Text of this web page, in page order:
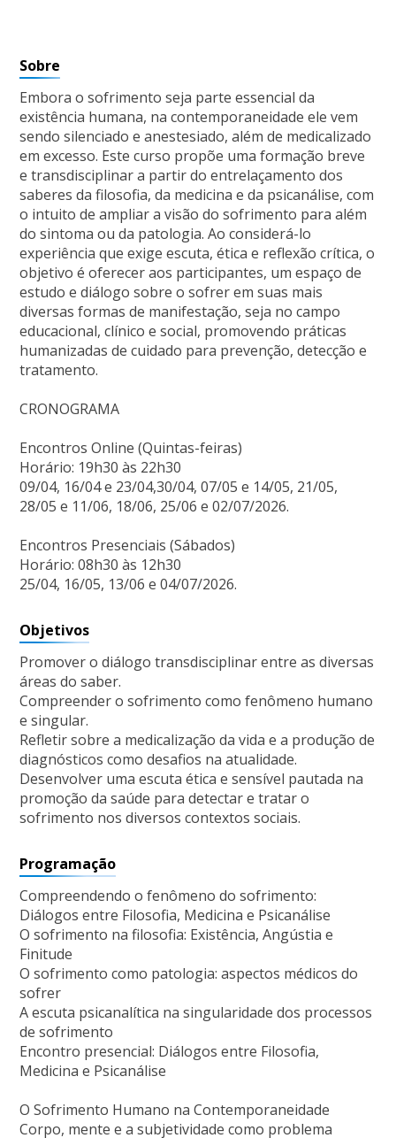
Sobre
Embora o sofrimento seja parte essencial da
existência humana, na contemporaneidade ele vem
sendo silenciado e anestesiado, além de medicalizado
em excesso. Este curso propõe uma formação breve
e transdisciplinar a partir do entrelaçamento dos
saberes da filosofia, da medicina e da psicanálise, com
o intuito de ampliar a visão do sofrimento para além
do sintoma ou da patologia. Ao considerá-lo
experiência que exige escuta, ética e reflexão crítica, o
objetivo é oferecer aos participantes, um espaço de
estudo e diálogo sobre o sofrer em suas mais
diversas formas de manifestação, seja no campo
educacional, clínico e social, promovendo práticas
humanizadas de cuidado para prevenção, detecção e
tratamento.
CRONOGRAMA
Encontros Online (Quintas-feiras)
Horário: 19h30 às 22h30
09/04, 16/04 e 23/04,30/04, 07/05 e 14/05, 21/05,
28/05 e 11/06, 18/06, 25/06 e 02/07/2026.
Encontros Presenciais (Sábados)
Horário: 08h30 às 12h30
25/04, 16/05, 13/06 e 04/07/2026.
Objetivos
Promover o diálogo transdisciplinar entre as diversas
áreas do saber.
Compreender o sofrimento como fenômeno humano
e singular.
Refletir sobre a medicalização da vida e a produção de
diagnósticos como desafios na atualidade.
Desenvolver uma escuta ética e sensível pautada na
promoção da saúde para detectar e tratar o
sofrimento nos diversos contextos sociais.
Programação
Compreendendo o fenômeno do sofrimento:
Diálogos entre Filosofia, Medicina e Psicanálise
O sofrimento na filosofia: Existência, Angústia e
Finitude
O sofrimento como patologia: aspectos médicos do
sofrer
A escuta psicanalítica na singularidade dos processos
de sofrimento
Encontro presencial: Diálogos entre Filosofia,
Medicina e Psicanálise
O Sofrimento Humano na Contemporaneidade
Corpo, mente e a subjetividade como problema